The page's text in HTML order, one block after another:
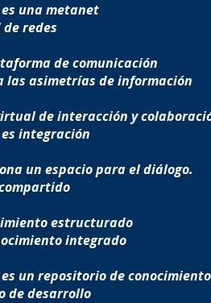
es una metanet
de redes
de comunicación
las asimetrías de información
de interacción y
es integración
un espacio para el diálogo.
estructurado
integrado
es un repositorio de
de desarrollo